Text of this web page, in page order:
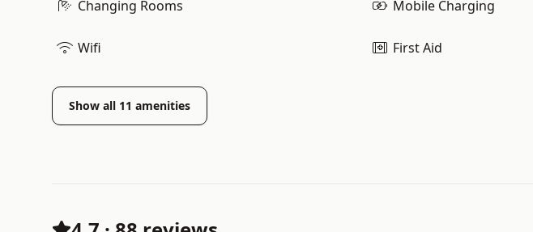
Changing Rooms Mobile Charging
Wifi First Aid
Show all 11 amenities